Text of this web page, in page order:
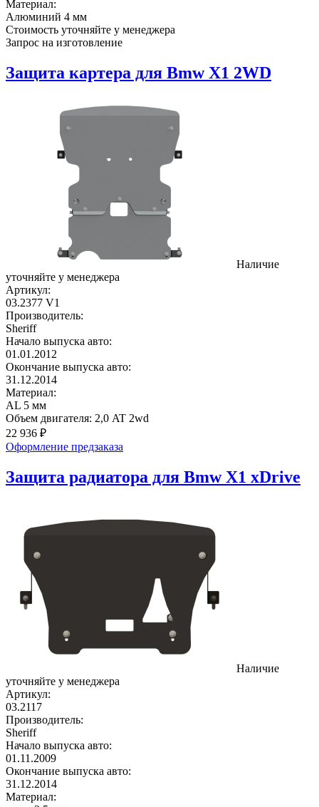
Материал:
Алюминий 4 мм
Стоимость уточняйте у менеджера
Запрос на изготовление
Защита картера для Bmw X1 2WD
Наличие
уточняйте у менеджера
Артикул:
03.2377 V1
Производитель:
Sheriff
Начало выпуска авто:
01.01.2012
Окончание выпуска авто:
31.12.2014
Материал:
AL 5 мм
Объем двигателя: 2,0 AT 2wd
22 936 ₽
Оформление предзаказа
Защита радиатора для Bmw X1 xDrive
Наличие
уточняйте у менеджера
Артикул:
03.2117
Производитель:
Sheriff
Начало выпуска авто:
01.11.2009
Окончание выпуска авто:
31.12.2014
Материал: